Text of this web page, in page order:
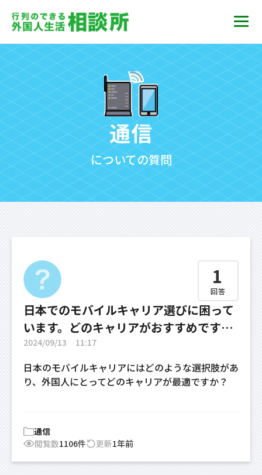
通信
についての質問
日本でのモバイルキャリア選びに困って
います。どのキャリアがおすすめです
か？
2024/09/13 11:17
1
回答
日本のモバイルキャリアにはどのような選択肢があ
り、外国人にとってどのキャリアが最適ですか？
通信
閲覧数1106件 更新1年前